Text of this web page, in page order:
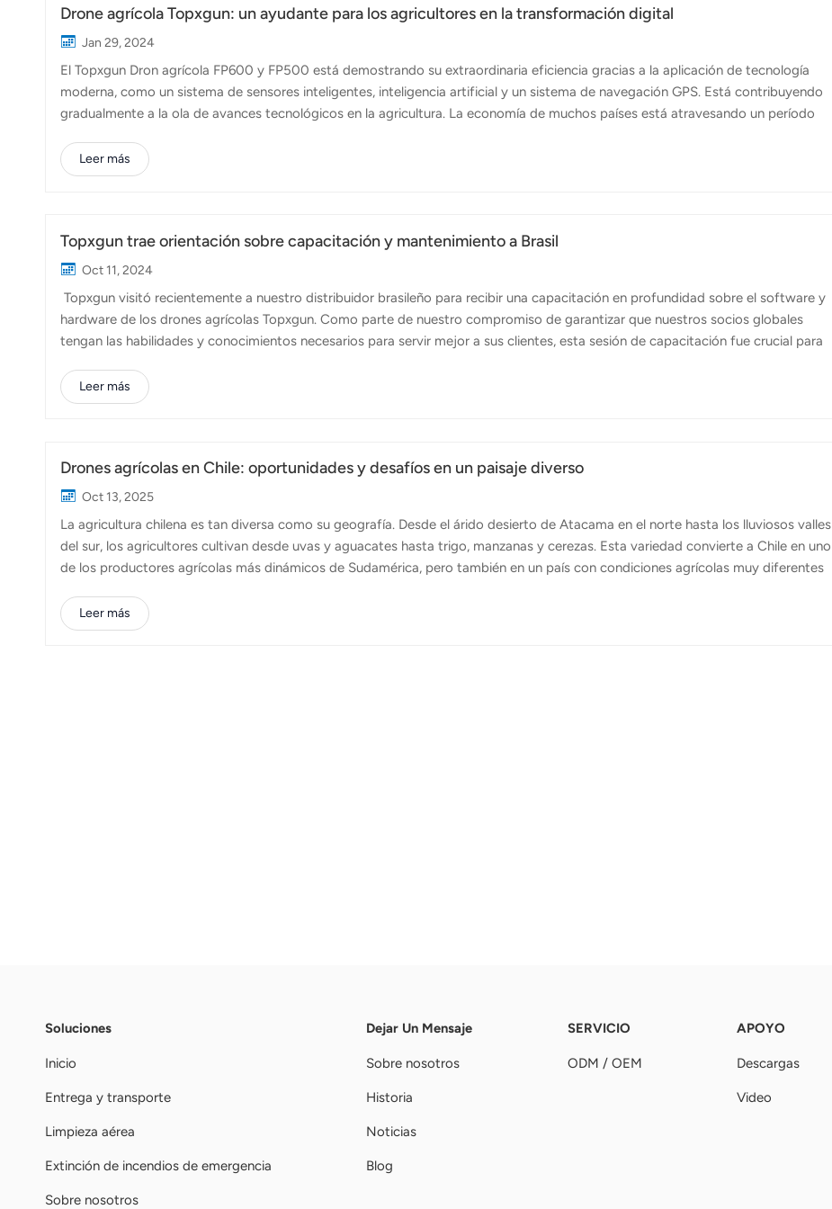
Drone agrícola Topxgun: un ayudante para los agricultores en la transformación digital
Jan 29, 2024
El Topxgun Dron agrícola FP600 y FP500 está demostrando su extraordinaria eficiencia gracias a la aplicación de tecnología
moderna, como un sistema de sensores inteligentes, inteligencia artificial y un sistema de navegación GPS. Está contribuyendo
gradualmente a la ola de avances tecnológicos en la agricultura. La economía de muchos países está atravesando un período
producción de insumos y los impactos adversos del cambio climático. Dada la tendencia explosiva de la tecnología digital en
todos los aspectos de la economía y la sociedad, la integración de la ciencia y la tecnología modernas en la producción agrícola
Leer más
Topxgun trae orientación sobre capacitación y mantenimiento a Brasil
Oct 11, 2024
Topxgun visitó recientemente a nuestro distribuidor brasileño para recibir una capacitación en profundidad sobre el software y
hardware de los drones agrícolas Topxgun. Como parte de nuestro compromiso de garantizar que nuestros socios globales
tengan las habilidades y conocimientos necesarios para servir mejor a sus clientes, esta sesión de capacitación fue crucial para
mercado. A medida que evoluciona la industria de los drones agrícolas, mantenerse actualizado con los últimos avances de
hardware y software es clave para optimizar el rendimiento. Al equiparlos con una comprensión más profunda de los aspectos
Leer más
Drones agrícolas en Chile: oportunidades y desafíos en un paisaje diverso
Oct 13, 2025
La agricultura chilena es tan diversa como su geografía. Desde el árido desierto de Atacama en el norte hasta los lluviosos valles
del sur, los agricultores cultivan desde uvas y aguacates hasta trigo, manzanas y cerezas. Esta variedad convierte a Chile en uno
de los productores agrícolas más dinámicos de Sudamérica, pero también en un país con condiciones agrícolas muy diferentes
que buscan gestionar sus cultivos de forma más eficiente y reducir los costos de producción. La forma alargada y estrecha del
país implica que las explotaciones agrícolas suelen estar ubicadas en zonas montañosas o de difícil acceso, donde la maquinaria
Leer más
Soluciones
Inicio
Entrega y transporte
Limpieza aérea
Extinción de incendios de emergencia
Sobre nosotros
Dejar Un Mensaje
Sobre nosotros
Historia
Noticias
Blog
SERVICIO
ODM / OEM
APOYO
Descargas
Video